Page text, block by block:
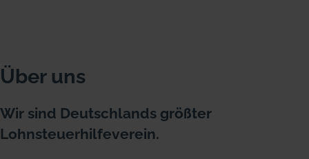
Über uns
Wir sind Deutschlands größter
Lohnsteuerhilfeverein.